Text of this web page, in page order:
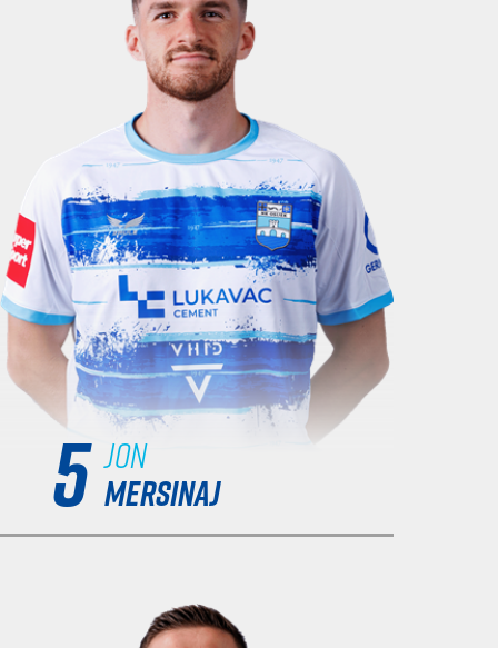
5 Jon
MERSINAJ